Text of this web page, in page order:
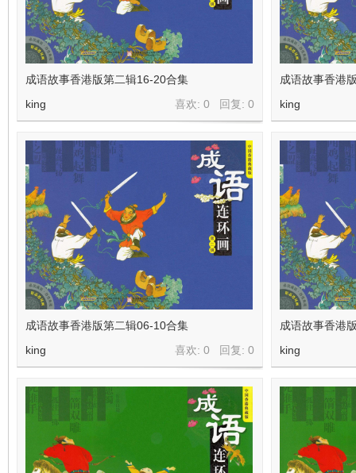
成语故事香港版第二辑16-20合集
喜欢: 0 回复: 0
king
成语故事香港
king
成语故事香港版第二辑06-10合集
喜欢: 0 回复: 0
king
成语故事香港
king